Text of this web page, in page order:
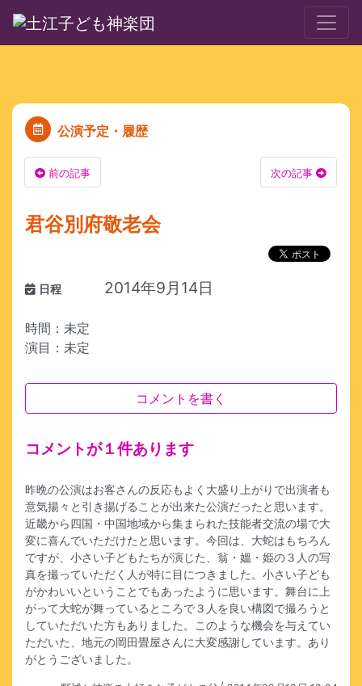
公演予定・履歴
前の記事 次の記事
君谷別府敬老会
日程 2014年9月14日
時間：未定
演目：未定
コメントを書く
コメントが１件あります
昨晩の公演はお客さんの反応もよく大盛り上がりで出演者も
意気揚々と引き揚げることが出来た公演だったと思います。
近畿から四国・中国地域から集まられた技能者交流の場で大
変に喜んでいただけたと思います。今回は、大蛇はもちろん
ですが、小さい子どもたちが演じた、翁・媼・姫の３人の写
真を撮っていただく人が特に目につきました。小さい子ども
がかわいいということでもあったように思います。舞台に上
がって大蛇が舞っているところで３人を良い構図で撮ろうと
していただいた方もありました。このような機会を与えてい
ただいた、地元の岡田畳屋さんに大変感謝しています。あり
がとうございました。